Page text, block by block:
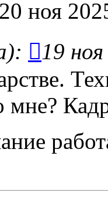
20 ноя
19
мне?